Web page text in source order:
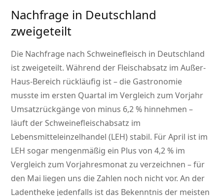
Nachfrage in Deutschland
zweigeteilt
Die Nachfrage nach Schweinefleisch in Deutschland
ist zweigeteilt. Während der Fleischabsatz im Außer-
Haus-Bereich rückläufig ist – die Gastronomie
musste im ersten Quartal im Vergleich zum Vorjahr
Umsatzrückgänge von minus 6,2 % hinnehmen –
läuft der Schweinefleischabsatz im
Lebensmitteleinzelhandel (LEH) stabil. Für April ist im
LEH sogar mengenmäßig ein Plus von 4,2 % im
Vergleich zum Vorjahresmonat zu verzeichnen – für
den Mai liegen uns die Zahlen noch nicht vor. An der
Ladentheke jedenfalls ist das Bekenntnis der meisten